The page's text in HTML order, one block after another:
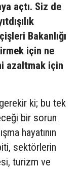
açtı. Siz de
Bakanlığı
için ne
azaltmak için
ki; bu tek
bir sorun
hayatının
sektörlerin
turizm ve